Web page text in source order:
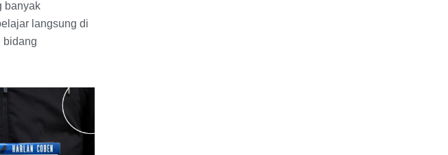
banyak
langsung di
bidang